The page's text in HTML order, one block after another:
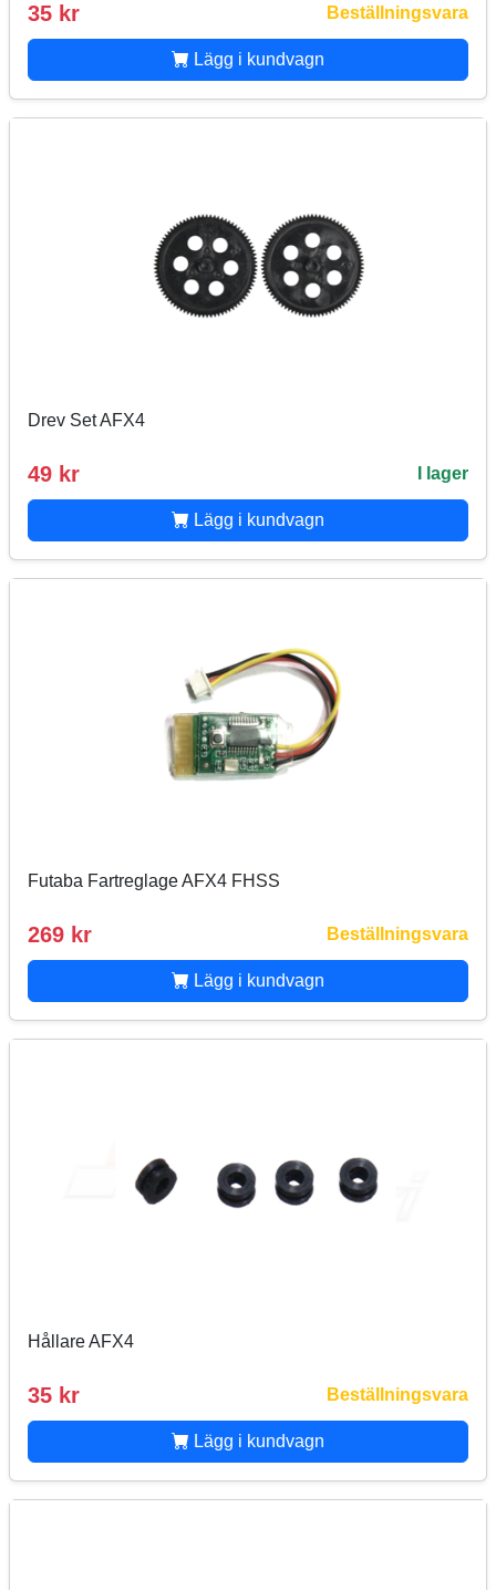
35 kr Beställningsvara
Lägg i kundvagn
Drev Set AFX4
49 kr I lager
Lägg i kundvagn
Futaba Fartreglage AFX4 FHSS
269 kr Beställningsvara
Lägg i kundvagn
Hållare AFX4
35 kr Beställningsvara
Lägg i kundvagn